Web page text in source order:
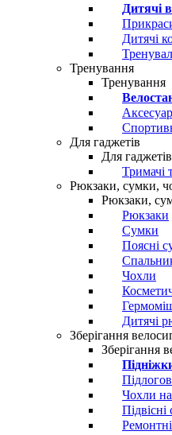
Дитячі
Дитячі
Тренування
Тренування
Для гаджетів
Для гаджетів
Тримачі
Рюкзаки, сумки,
Рюкзаки,
Рюкзаки
Сумки
Поясні
Чохли
Дитячі
Зберігання
Зберігання
Чохли